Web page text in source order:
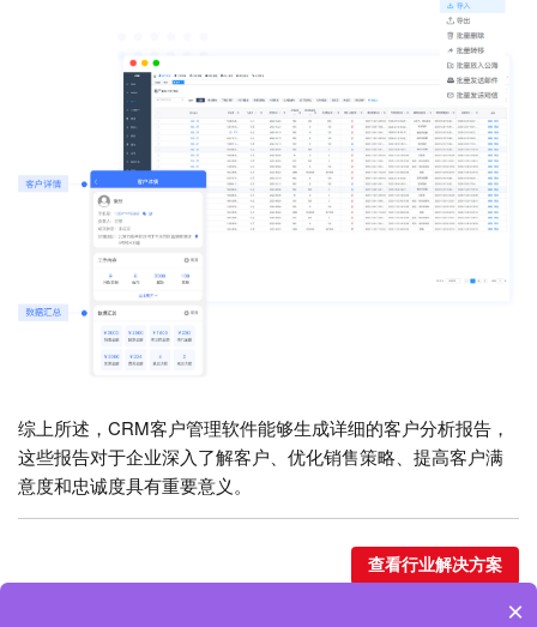
综上所述，CRM客户管理软件能够生成详细的客户分析报告，
这些报告对于企业深入了解客户、优化销售策略、提高客户满
意度和忠诚度具有重要意义。
查看行业解决方案
×